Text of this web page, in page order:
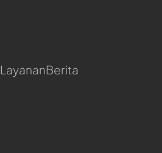
LayananBerita